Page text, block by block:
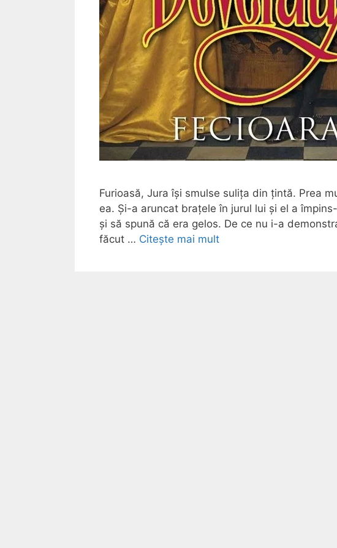
Furioasă, Jura își smulse sulița din țintă. Prea
ea. Și-a aruncat brațele în jurul lui și el a
și să spună că era gelos. De ce nu i-a
făcut … Citește mai mult